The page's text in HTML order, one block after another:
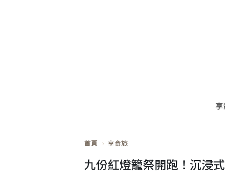
首頁 享食旅
九份紅燈籠祭開跑！沉浸